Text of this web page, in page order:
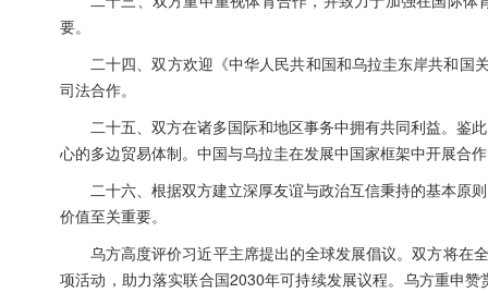
要。
二十四、双方欢迎《中华人民共和国和乌拉圭东岸共和
司法合作。
二十五、双方在诸多国际和地区事务中拥有共同利益。鉴
心的多边贸易体制。中国与乌拉圭在发展中国家框架中开展合
二十六、根据双方建立深厚友谊与政治互信秉持的基本原
价值至关重要。
乌方高度评价习近平主席提出的全球发展倡议。双方将在
项活动，助力落实联合国2030年可持续发展议程。乌方重申